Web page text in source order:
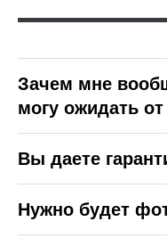
Зачем мне
могу ожидать
Вы даете
Нужно будет